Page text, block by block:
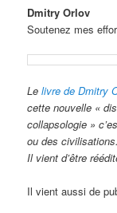
Dmitry Orlov
Soutenez mes
Lelivre de Dmitry
cette nouvelle «
collapsologie »
ou des civilisations.
Il vient d’être
Il vient aussi de